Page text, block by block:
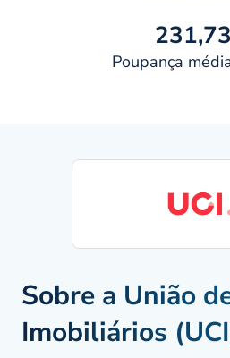
Poupança
Sobre a União
Imobiliários